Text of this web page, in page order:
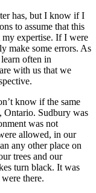
has, but I know if I
to assume that this
my expertise. If I were
make some errors. As
often in
with us that we
know if the same
Ontario. Sudbury was
was not
allowed, in our
any other place on
trees and our
turn black. It was
there.